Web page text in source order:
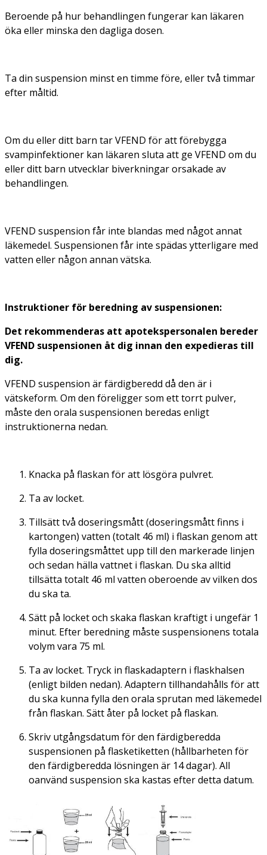
Beroende på hur behandlingen fungerar kan läkaren
öka eller minska den dagliga dosen.
Ta din suspension minst en timme före, eller två timmar
efter måltid.
Om du eller ditt barn tar VFEND för att förebygga
svampinfektioner kan läkaren sluta att ge VFEND om du
eller ditt barn utvecklar biverkningar orsakade av
behandlingen.
VFEND suspension får inte blandas med något annat
läkemedel. Suspensionen får inte spädas ytterligare med
vatten eller någon annan vätska.
Instruktioner för beredning av suspensionen:
Det rekommenderas att apotekspersonalen bereder
VFEND suspensionen åt dig innan den expedieras till
dig.
VFEND suspension är färdigberedd då den är i
vätskeform. Om den föreligger som ett torrt pulver,
måste den orala suspensionen beredas enligt
instruktionerna nedan.
Knacka på flaskan för att lösgöra pulvret.
Ta av locket.
Tillsätt två doseringsmått (doseringsmått finns i
kartongen) vatten (totalt 46 ml) i flaskan genom att
fylla doseringsmåttet upp till den markerade linjen
och sedan hälla vattnet i flaskan. Du ska alltid
tillsätta totalt 46 ml vatten oberoende av vilken dos
du ska ta.
Sätt på locket och skaka flaskan kraftigt i ungefär 1
minut. Efter beredning måste suspensionens totala
volym vara 75 ml.
Ta av locket. Tryck in flaskadaptern i flaskhalsen
(enligt bilden nedan). Adaptern tillhandahålls för att
du ska kunna fylla den orala sprutan med läkemedel
från flaskan. Sätt åter på locket på flaskan.
Skriv utgångsdatum för den färdigberedda
suspensionen på flasketiketten (hållbarheten för
den färdigberedda lösningen är 14 dagar). All
oanvänd suspension ska kastas efter detta datum.